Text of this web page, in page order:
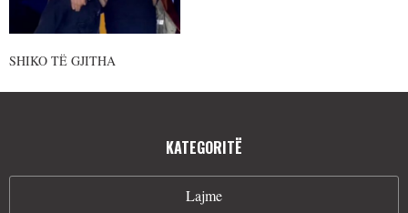
SHIKO TË GJITHA
KATEGORITË
Lajme